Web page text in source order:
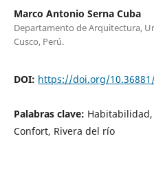
Marco Antonio Serna Cuba
Departamento de Arquitectura,
Cusco, Perú.
DOI: https://doi.org/
Palabras clave:
Confort, Rivera del río